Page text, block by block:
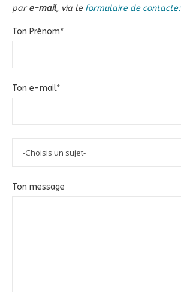
par e-mail, via le formulaire de contacte:
Ton Prénom*
Ton e-mail*
Ton message